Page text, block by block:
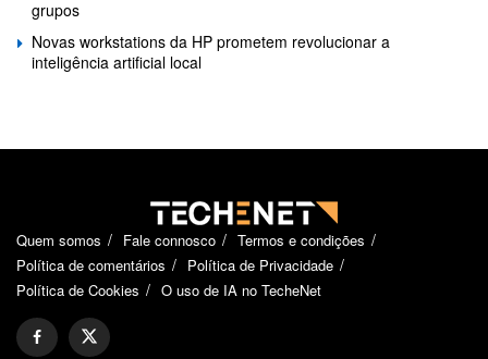
grupos
Novas workstations da HP prometem revolucionar a
inteligência artificial local
Quem somos Fale connosco
Termos e condições
Política de comentários
Política de Privacidade
Política de Cookies
O uso de IA no TecheNet